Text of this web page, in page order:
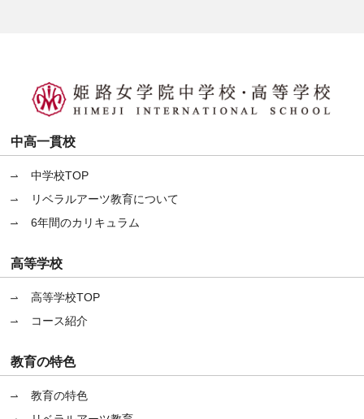
中高一貫校
中学校TOP
リベラルアーツ教育について
6年間のカリキュラム
高等学校
高等学校TOP
コース紹介
教育の特色
教育の特色